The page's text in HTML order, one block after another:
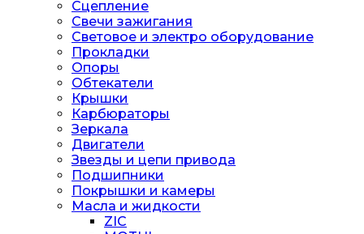
Сцепление
Свечи зажигания
Световое и электро оборудование
Прокладки
Опоры
Обтекатели
Крышки
Карбюраторы
Зеркала
Двигатели
Звезды и цепи привода
Подшипники
Покрышки и камеры
Масла и жидкости
ZIC